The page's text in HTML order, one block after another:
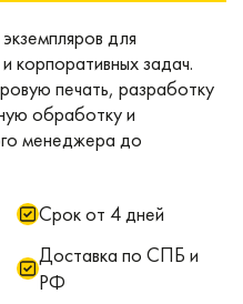
для
корпоративных задач.
печать, разработку
обработку и
менеджера до
Срок от 4 дней
Доставка по СПБ и
РФ